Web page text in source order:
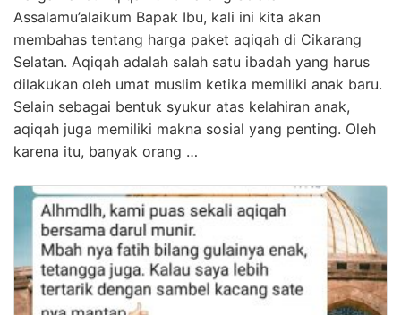
Assalamu’alaikum Bapak Ibu, kali ini kita akan
membahas tentang harga paket aqiqah di Cikarang
Selatan. Aqiqah adalah salah satu ibadah yang harus
dilakukan oleh umat muslim ketika memiliki anak baru.
Selain sebagai bentuk syukur atas kelahiran anak,
aqiqah juga memiliki makna sosial yang penting. Oleh
karena itu, banyak orang …